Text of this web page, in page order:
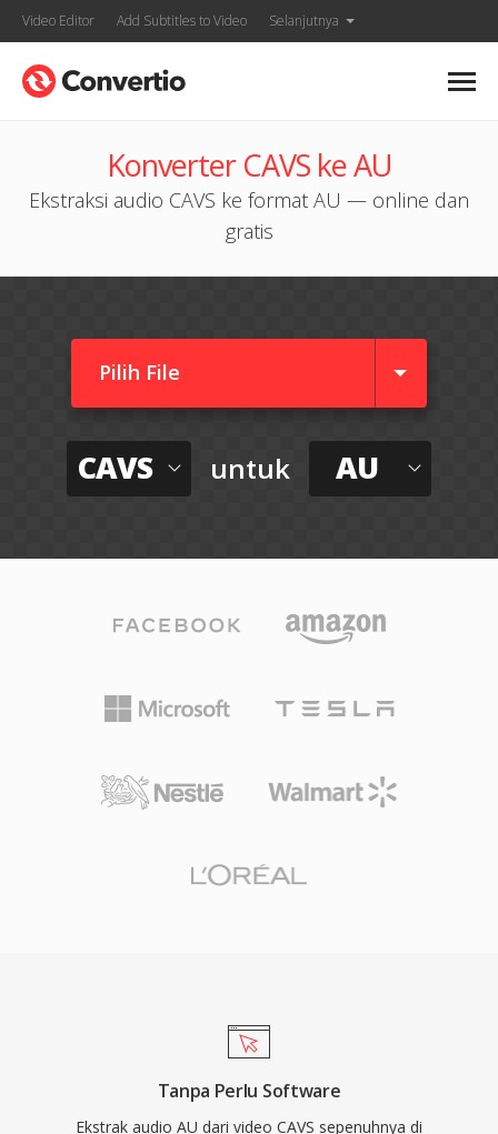
Video Editor Add Subtitles to Video Selanjutnya
Konverter CAVS ke AU
Ekstraksi audio CAVS ke format AU — online dan
gratis
Pilih File
CAVS untuk AU
Tanpa Perlu Software
Ekstrak audio AU dari video CAVS sepenuhnya di